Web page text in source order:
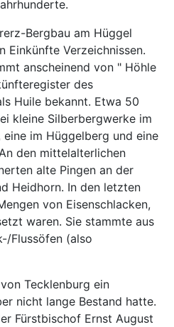
Bergbau am Hüggel
Einkünfte Verzeichnissen.
anscheinend von " Höhle
des
Huile bekannt. Etwa 50
kleine Silberbergwerke im
im Hüggelberg und eine
den mittelalterlichen
alte Pingen an der
Heidhorn. In den letzten
von Eisenschlacken,
waren. Sie stammte aus
Flussöfen (also
Tecklenburg ein
nicht lange Bestand hatte.
Fürstbischof Ernst August